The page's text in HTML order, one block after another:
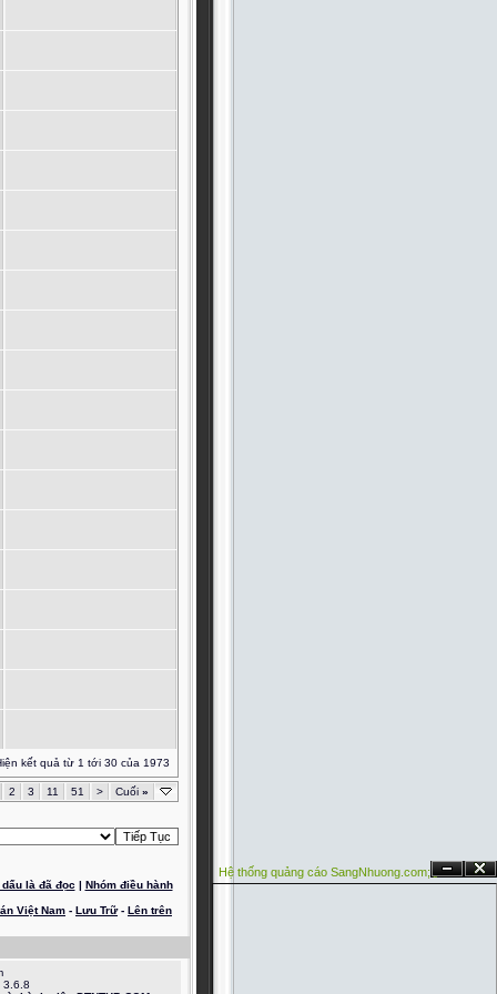
kết quả từ 1 tới 30 của 1973
2 3 11 51 > Cuối »
Ẩn Đóng
Hệ thống quảng cáo SangNhuong.com;
là đã đọc | Nhóm điều hành
Việt Nam - Lưu Trữ- Lên trên
3.6.8